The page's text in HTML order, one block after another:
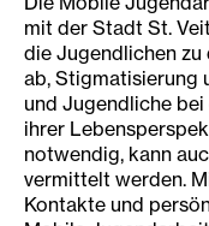
mit der Stadt St.
die Jugendlichen
ab, Stigmatisierung
und Jugendliche
ihrer
notwendig, kann
vermittelt werden.
Kontakte und